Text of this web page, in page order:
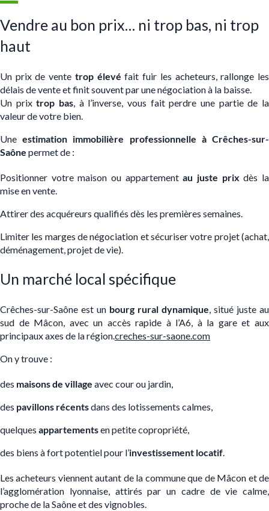
Vendre au bon prix… ni trop bas, ni trop
haut
Un prix de vente trop élevé fait fuir les acheteurs, rallonge les
délais de vente et finit souvent par une négociation à la baisse.
Un prixtrop bas, à l’inverse, vous fait perdre une partie de la
valeur de votre bien.
Uneestimation immobilière professionnelle à Crêches-sur-
Saône permet de :
Positionner votre maison ou appartementau juste prix dès la
mise en vente.
Attirer des acquéreurs qualifiés dès les premières semaines.
Limiter les marges de négociation et sécuriser votre projet (achat,
déménagement, projet de vie).
Un marché local spécifique
Crêches-sur-Saône est un bourg rural dynamique, situé juste au
sud de Mâcon, avec un accès rapide à l’A6, à la gare et aux
principaux axes de la région.creches-sur-saone.com
On y trouve :
des maisons de village avec cour ou jardin,
des pavillons récentsdans des lotissements calmes,
quelques appartementsen petite copropriété,
des biens à fort potentiel pour l’investissement locatif.
Les acheteurs viennent autant de la commune que de Mâcon et de
l’agglomération lyonnaise, attirés par un cadre de vie calme,
proche de la Saône et des vignobles.